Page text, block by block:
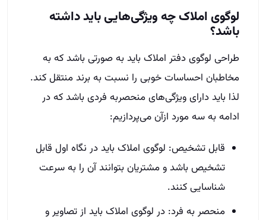
لوگوی املاک چه ویژگی‌هایی باید داشته
باشد؟
طراحی لوگوی دفتر املاک باید به صورتی باشد که به
مخاطبان‌ احساسات خوبی را نسبت به برند منتقل کند.
لذا باید دارای ویژگی‌های منحصربه فردی باشد که در
ادامه به سه مورد ازآن می‌پردازیم:
قابل تشخیص: لوگوی املاک باید در نگاه اول قابل
تشخیص باشد و مشتریان بتوانند آن را به سرعت
شناسایی کنند.
منحصر به فرد: در لوگوی املاک باید از تصاویر و